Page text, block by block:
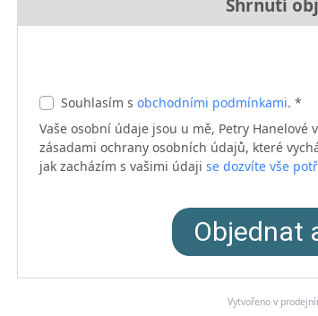
Shrnutí
Souhlasím s obchodními podmínkami. *
Vaše osobní údaje jsou u mě, Petry
zásadami ochrany osobních údajů, které
jak zacházím s vašimi údaji se dozvíte vše
Objednat
Vytvořeno v